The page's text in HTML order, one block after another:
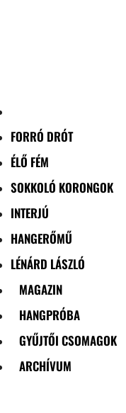
FORRÓ DRÓT
ÉLŐ FÉM
SOKKOLÓ KORONGOK
INTERJÚ
HANGERŐMŰ
LÉNÁRD LÁSZLÓ
MAGAZIN
HANGPRÓBA
GYŰJTŐI CSOMAGOK
ARCHÍVUM